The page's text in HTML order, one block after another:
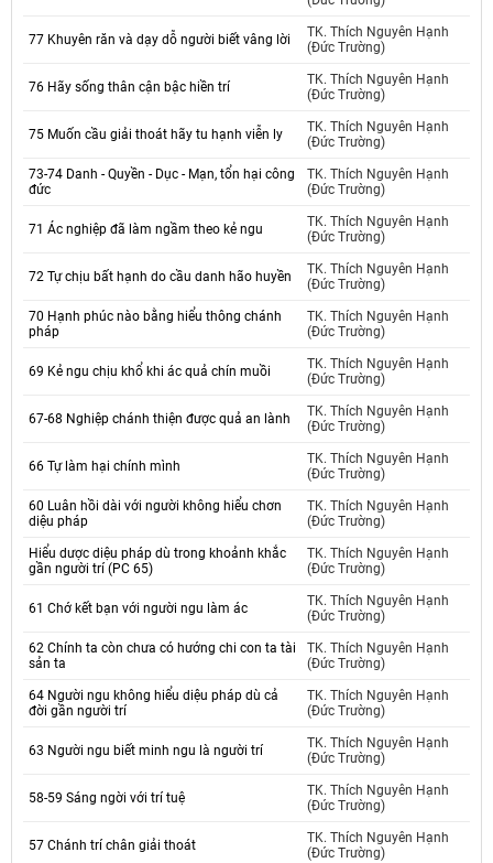
77 Khuyên răn và dạy dỗ người biết vâng lời
TK. Thích Nguyên Hạnh
(Đức Trường)
76 Hãy sống thân cận bậc hiền trí
TK. Thích Nguyên Hạnh
(Đức Trường)
75 Muốn cầu giải thoát hãy tu hạnh viễn ly
TK. Thích Nguyên Hạnh
(Đức Trường)
73-74 Danh - Quyền - Dục - Mạn, tổn hại công
đức
TK. Thích Nguyên Hạnh
(Đức Trường)
71 Ác nghiệp đã làm ngầm theo kẻ ngu
TK. Thích Nguyên Hạnh
(Đức Trường)
72 Tự chịu bất hạnh do cầu danh hão huyền
TK. Thích Nguyên Hạnh
(Đức Trường)
70 Hạnh phúc nào bằng hiểu thông chánh
pháp
TK. Thích Nguyên Hạnh
(Đức Trường)
69 Kẻ ngu chịu khổ khi ác quả chín muồi
TK. Thích Nguyên Hạnh
(Đức Trường)
67-68 Nghiệp chánh thiện được quả an lành
TK. Thích Nguyên Hạnh
(Đức Trường)
66 Tự làm hại chính mình
TK. Thích Nguyên Hạnh
(Đức Trường)
60 Luân hồi dài với người không hiểu chơn
diệu pháp
TK. Thích Nguyên Hạnh
(Đức Trường)
Hiểu dược diệu pháp dù trong khoảnh khắc
gần người trí (PC 65)
TK. Thích Nguyên Hạnh
(Đức Trường)
61 Chớ kết bạn với người ngu làm ác
TK. Thích Nguyên Hạnh
(Đức Trường)
62 Chính ta còn chưa có hướng chi con ta tài
sản ta
TK. Thích Nguyên Hạnh
(Đức Trường)
64 Người ngu không hiểu diệu pháp dù cả
đời gần người trí
TK. Thích Nguyên Hạnh
(Đức Trường)
63 Người ngu biết minh ngu là người trí
TK. Thích Nguyên Hạnh
(Đức Trường)
58-59 Sáng ngời với trí tuệ
TK. Thích Nguyên Hạnh
(Đức Trường)
57 Chánh trí chân giải thoát
TK. Thích Nguyên Hạnh
(Đức Trường)